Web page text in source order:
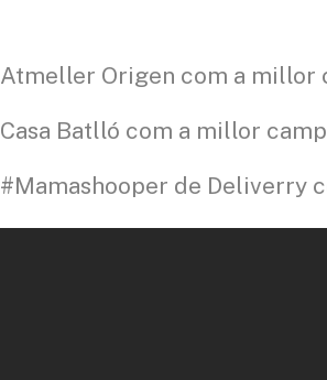
Atmeller Origen com a millor
Casa Batlló com a millor
#Mamashooper de Deliverry